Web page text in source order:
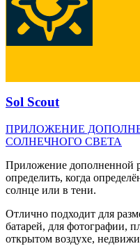
Sol Scout
ПРИЛОЖЕНИЕ
СОЛНЕЧНОГО СВЕТА
Приложение дополненной
определить, когда
солнце или в тени.
Отлично подходит для
батарей, для фотографии,
открытом воздухе,